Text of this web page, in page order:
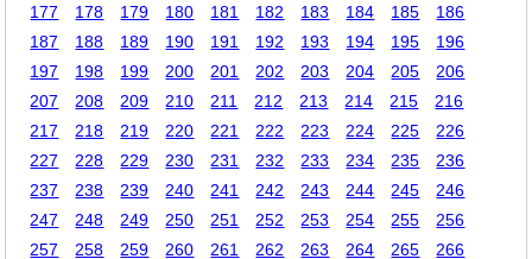
177
178 179 180 181 182 183 184 185
186
187
188 189 190 191 192 193 194 195
196
197
198 199 200 201 202 203 204 205
206
207
208 209 210 211 212 213 214 215
216
217
218 219 220 221 222 223 224 225
226
227
228 229 230 231 232 233 234 235
236
237
238 239 240 241 242 243 244 245
246
247
248 249 250 251 252 253 254 255
256
257
258 259 260 261 262 263 264 265 266